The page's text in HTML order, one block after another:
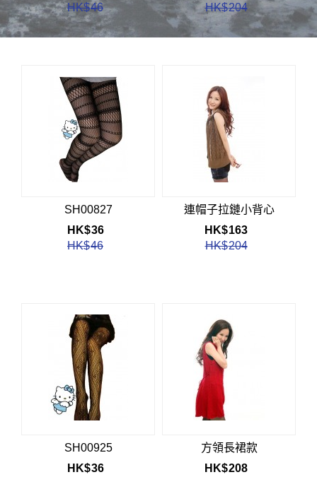
HK$46
HK$204
SH00827
HK$36
HK$46
連帽子拉鏈小背心
HK$163
HK$204
SH00925
HK$36
方領長裙款
HK$208